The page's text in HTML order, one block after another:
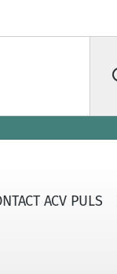
Zoek
ACV PULS